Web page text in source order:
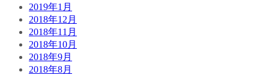
2019年1月
2018年12月
2018年11月
2018年10月
2018年9月
2018年8月